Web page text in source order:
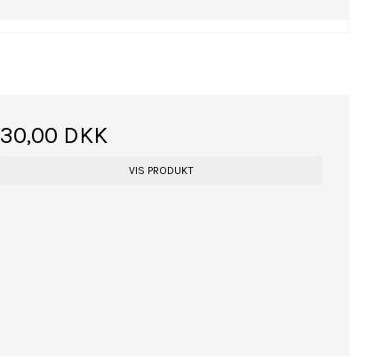
30,00 DKK
VIS PRODUKT